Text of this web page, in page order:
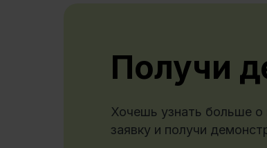
Получи
Хочешь узнать больше о
заявку и получи